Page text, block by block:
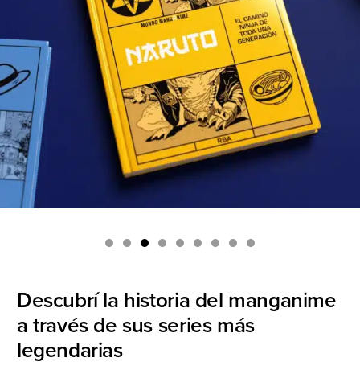
Descubrí la historia del manganime
a través de sus series más
legendarias